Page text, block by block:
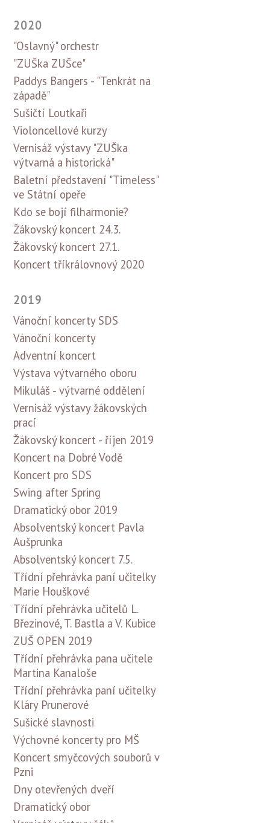
2020
"Oslavný" orchestr
"ZUŠka ZUŠce"
Paddys Bangers - "Tenkrát na
západě"
Sušičtí Loutkaři
Violoncellové kurzy
Vernisáž výstavy "ZUŠka
výtvarná a historická"
Baletní představení "Timeless"
ve Státní opeře
Kdo se bojí filharmonie?
Žákovský koncert 24.3.
Žákovský koncert 27.1.
Koncert tříkrálovnový 2020
2019
Vánoční koncerty SDS
Vánoční koncerty
Adventní koncert
Výstava výtvarného oboru
Mikuláš - výtvarné oddělení
Vernisáž výstavy žákovských
prací
Žákovský koncert - říjen 2019
Koncert na Dobré Vodě
Koncert pro SDS
Swing after Spring
Dramatický obor 2019
Absolventský koncert Pavla
Aušprunka
Absolventský koncert 7.5.
Třídní přehrávka paní učitelky
Marie Houškové
Třídní přehrávka učitelů L.
Březinové, T. Bastla a V. Kubice
ZUŠ OPEN 2019
Třídní přehrávka pana učitele
Martina Kanaloše
Třídní přehrávka paní učitelky
Kláry Prunerové
Sušické slavnosti
Výchovné koncerty pro MŠ
Koncert smyčcových souborů v
Pzni
Dny otevřených dveří
Dramatický obor